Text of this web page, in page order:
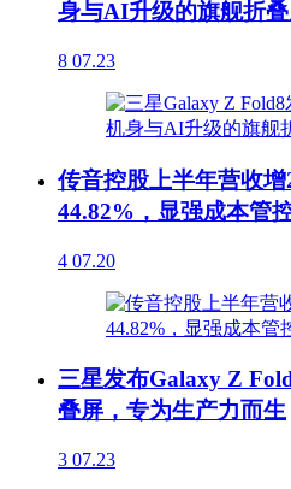
身与AI升级的旗舰折
8 07.23
传音控股上半年营收
44.82%，显强成本管
4 07.20
三星发布Galaxy Z
叠屏，专为生产力而生
3 07.23